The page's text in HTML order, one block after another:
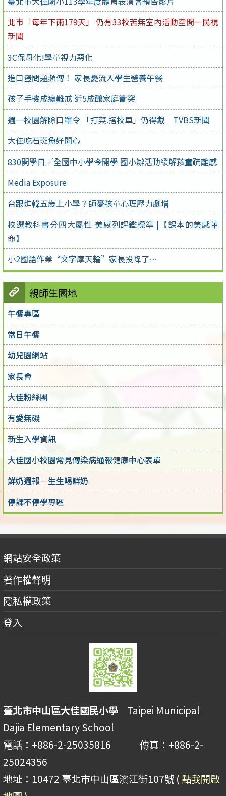
北市「每年下雨179天」 仍有33校苦無室內活動空間－民視
新聞
3C保母化!學童視力惡化
進口蛋問題頻傳！ 家長憂流入學生營養午餐
孩子手機成癮難戒 近5成釀家庭衝突
週一校園解除口罩令 「打菜.搭校車」仍得戴｜TVBS新聞
大佳吃石斑魚好開心
830開學日／全國中小學今開學 國小辦活動緩解孩童疏離感
Media Exposure
台跟進韓五歲上小學？師憂孩童心理壓力劇增
校選教科書分四大屬性 美感列評鑑標準 |【課本的美感革
命】
小2國語作業“文字摩天輪”家長投降了…
親師生園地
午餐專區
當日午餐
幼兒園網站
家長會
大佳粉絲團
有愛無礙
新生入學資訊
大佳國小校園常見傳染病通報健康中心表單
鮮奶週報－生生喝鮮奶
停課不停學專區
網站安全政策
著作權聲明
隱私權政策
登入
臺北市中山區大佳國民小學 Taipei Municipal
Dajia Elementary School
電話：+886-2-25035816 傳真：+886-2-
25024356
地址：10472 臺北市中山區濱江街107號 ( 點我開啟